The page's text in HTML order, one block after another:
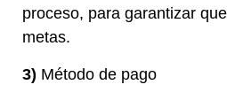
proceso, para garantizar
metas.
3) Método de pago